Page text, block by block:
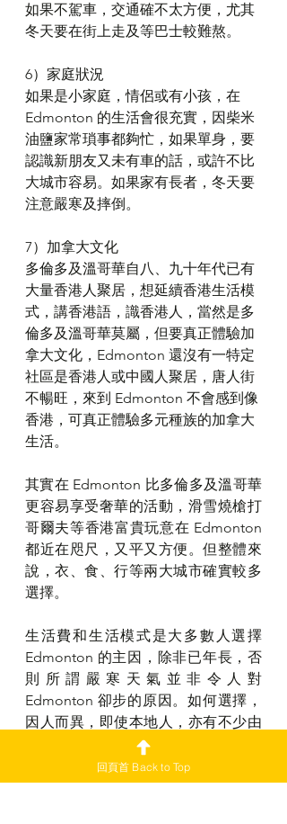
如果不駕車，交通確不太方便，尤其
冬天要在街上走及等巴士較難熬。
6）家庭狀況
如果是小家庭，情侶或有小孩，在
Edmonton 的生活會很充實，因柴米
油鹽家常瑣事都夠忙，如果單身，要
認識新朋友又未有車的話，或許不比
大城市容易。如果家有長者，冬天要
注意嚴寒及摔倒。
7）加拿大文化
多倫多及溫哥華自八、九十年代已有
大量香港人聚居，想延續香港生活模
式，講香港語，識香港人，當然是多
倫多及溫哥華莫屬，但要真正體驗加
拿大文化，Edmonton 還沒有一特定
社區是香港人或中國人聚居，唐人街
不暢旺，來到 Edmonton 不會感到像
香港，可真正體驗多元種族的加拿大
生活。
其實在 Edmonton 比多倫多及溫哥華
更容易享受奢華的活動，滑雪燒槍打
哥爾夫等香港富貴玩意在 Edmonton
都近在咫尺，又平又方便。但整體來
說，衣、食、行等兩大城市確實較多
選擇。
生活費和生活模式是大多數人選擇
Edmonton 的主因，除非已年長，否
則所謂嚴寒天氣並非令人對
Edmonton 卻步的原因。如何選擇，
因人而異，即使本地人，亦有不少由
多倫多及溫哥華移居至 Edmonton，
亦有住開 Edmonton 的移居至多倫多
及溫哥華。
回頁首 Back to Top